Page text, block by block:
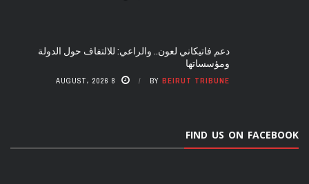
دعم فاتيكاني لعون.. والراعي: للالتفاف حول الدولة
ومؤسساتها
BY BEIRUT TRIBUNE 8 AUGUST، 2026
FIND US ON FACEBOOK